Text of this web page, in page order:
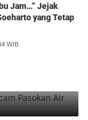
Jam…” Jejak
yang Tetap
WIB
Air